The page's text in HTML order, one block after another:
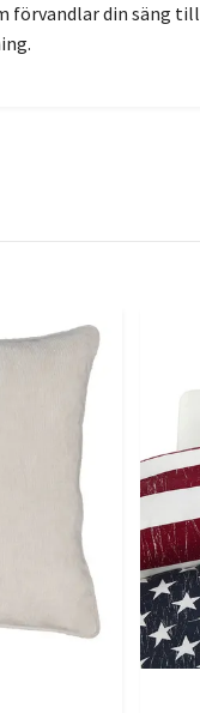
förvandlar din säng till